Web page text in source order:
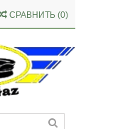
СРАВНИТЬ (0)